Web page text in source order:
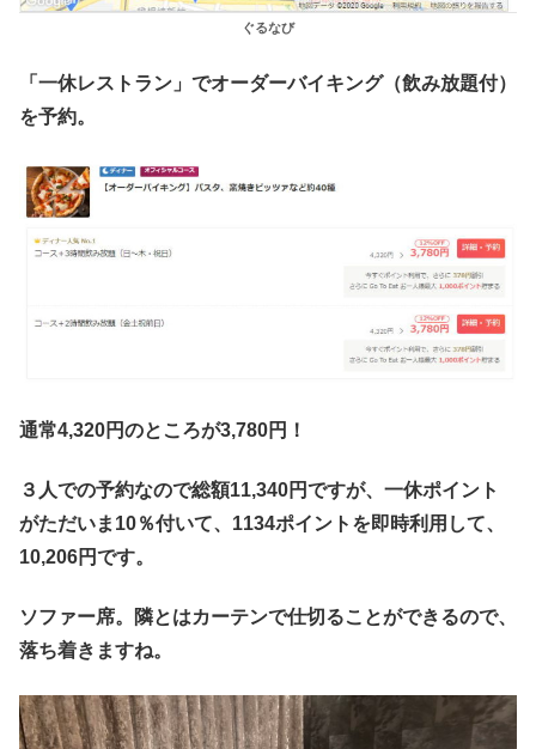
ぐるなび
「一休レストラン」でオーダーバイキング（飲み放題付）
を予約。
通常4,320円のところが3,780円！
３人での予約なので総額11,340円ですが、一休ポイント
がただいま10％付いて、1134ポイントを即時利用して、
10,206円です。
ソファー席。隣とはカーテンで仕切ることができるので、
落ち着きますね。